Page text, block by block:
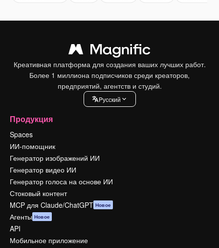
Креативная платформа для создания ваших лучших работ.
Более 1 миллиона подписчиков среди креаторов,
предприятий, агентств и студий.
Pусский
Продукция
Spaces
ИИ-помощник
Генератор изображений ИИ
Генератор видео ИИ
Генератор голоса на основе ИИ
Стоковый контент
MCP для Claude/ChatGPT Новое
Агенты Новое
API
Мобильное приложение